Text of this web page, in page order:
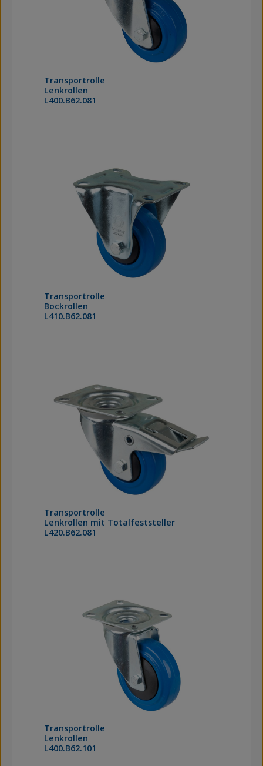
Transportrolle
Lenkrollen
L400.B62.081
Transportrolle
Bockrollen
L410.B62.081
Transportrolle
Lenkrollen mit Totalfeststeller
L420.B62.081
Transportrolle
Lenkrollen
L400.B62.101